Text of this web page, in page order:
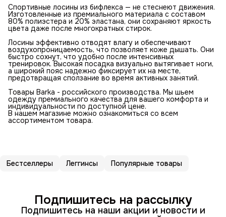
Спортивные лосины из бифлекса — не стеснеют движения.
Изготовленные из премиального материала с составом
80% полиэстера и 20% эластана, они сохраняют яркость
цвета даже после многократных стирок.
Лосины эффективно отводят влагу и обеспечивают
воздухопроницаемость, что позволяет коже дышать. Они
быстро сохнут, что удобно после интенсивных
тренировок. Высокая посадка визуально вытягивает ноги,
а широкий пояс надежно фиксирует их на месте,
предотвращая сползание во время активных занятий.
Товары Barka - российского производства. Мы шьем
одежду премиального качества для вашего комфорта и
индивидуальности по доступной цене.
В нашем магазине можно ознакомиться со всем
ассортиментом товара.
Бестселлеры Леггинсы Популярные товары
Подпишитесь на рассылку
Подпишитесь на наши акции и новости и